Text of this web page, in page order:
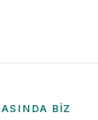
BIZ